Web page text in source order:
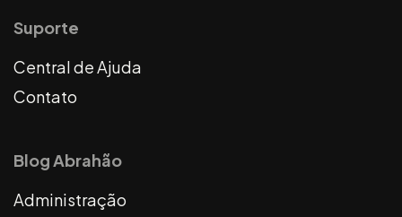
Suporte
Central de Ajuda
Contato
Blog Abrahão
Administração